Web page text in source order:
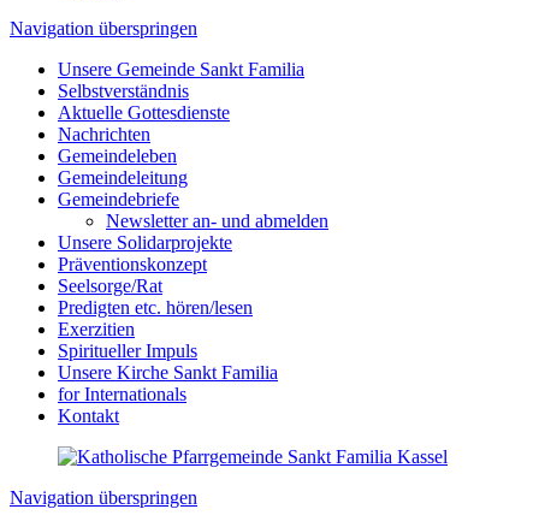
Navigation überspringen
Unsere Gemeinde Sankt Familia
Selbstverständnis
Aktuelle Gottesdienste
Nachrichten
Gemeindeleben
Gemeindeleitung
Gemeindebriefe
Newsletter an- und abmelden
Unsere Solidarprojekte
Präventionskonzept
Seelsorge/Rat
Predigten etc. hören/lesen
Exerzitien
Spiritueller Impuls
Unsere Kirche Sankt Familia
for Internationals
Kontakt
Navigation überspringen